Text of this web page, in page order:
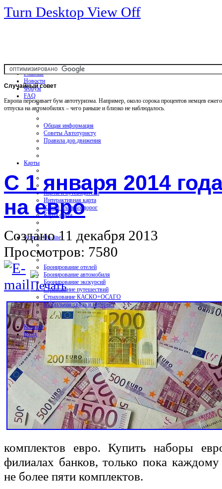
Turn Desktop View Off
Главная
Новости
Форум
FAQ
Общая информация
Советы Автотуристу
Правила дор.движения
Карты
Карты и путеводители
Интерактивная карта
Карты платных дорог
Карта сайта
Услуги On-line
Бронирование отелей
Бронирование автомобиля
Бронирование экскурсий
Страхование путешествий
Страхование КАСКО+ОСАГО
Мобильная связь и интернет
Контакт
Вход
Случайныйсовет
Европа переживает бум автотуризма. Например, около сорока процентов немцев
отпуска на автомобилях – чего раньше и близко не наблюдалось.
С 1 января 2014
на евро
Создано 11 декабря 2013
Просмотров: 7580
комплектов евро. Купить наборы
филиалах банков, только пока
не более пяти комплектов.